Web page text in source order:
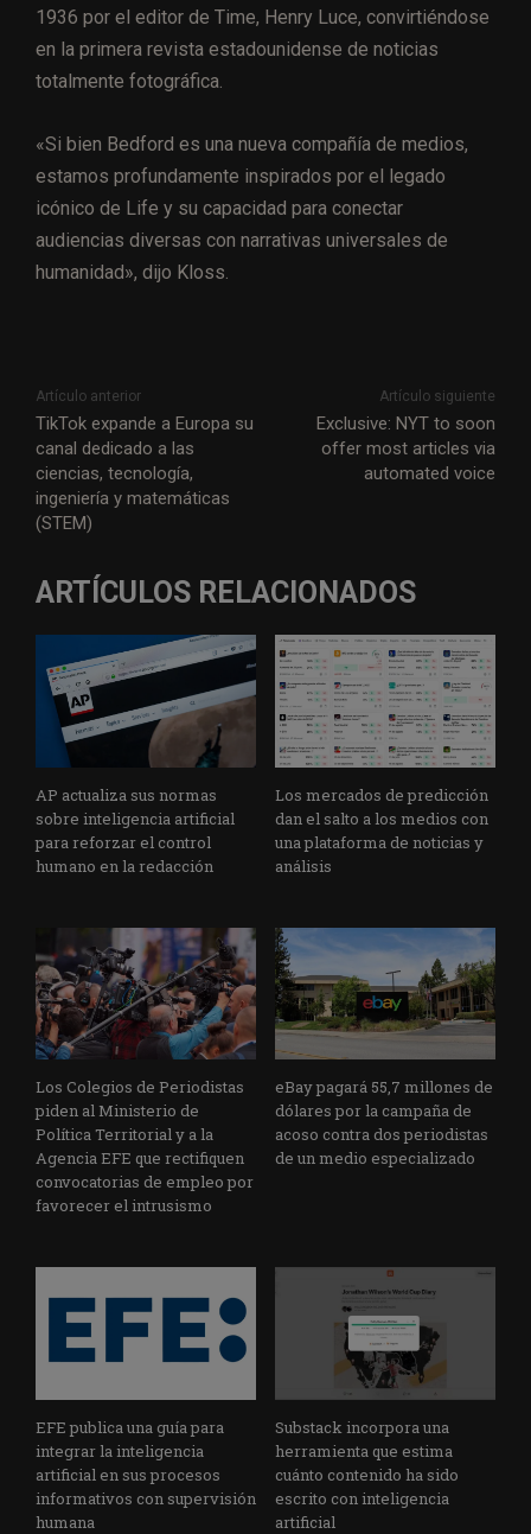
1936 por el editor de Time, Henry Luce, convirtiéndose
en la primera revista estadounidense de noticias
totalmente fotográfica.
«Si bien Bedford es una nueva compañía de medios,
estamos profundamente inspirados por el legado
icónico de Life y su capacidad para conectar
audiencias diversas con narrativas universales de
humanidad», dijo Kloss.
Artículo anterior
TikTok expande a Europa su
canal dedicado a las
ciencias, tecnología,
ingeniería y matemáticas
(STEM)
Artículo siguiente
Exclusive: NYT to soon
offer most articles via
automated voice
ARTÍCULOS RELACIONADOS
AP actualiza sus normas
sobre inteligencia artificial
para reforzar el control
humano en la redacción
Los mercados de predicción
dan el salto a los medios con
una plataforma de noticias y
análisis
Los Colegios de Periodistas
piden al Ministerio de
Política Territorial y a la
Agencia EFE que rectifiquen
convocatorias de empleo por
favorecer el intrusismo
eBay pagará 55,7 millones de
dólares por la campaña de
acoso contra dos periodistas
de un medio especializado
EFE publica una guía para
integrar la inteligencia
artificial en sus procesos
informativos con supervisión
humana
Substack incorpora una
herramienta que estima
cuánto contenido ha sido
escrito con inteligencia
artificial